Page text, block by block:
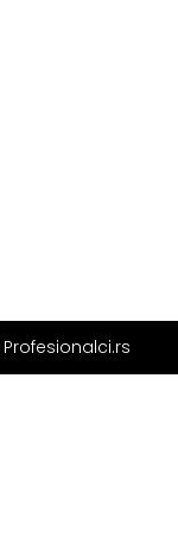
Profesionalci.rs